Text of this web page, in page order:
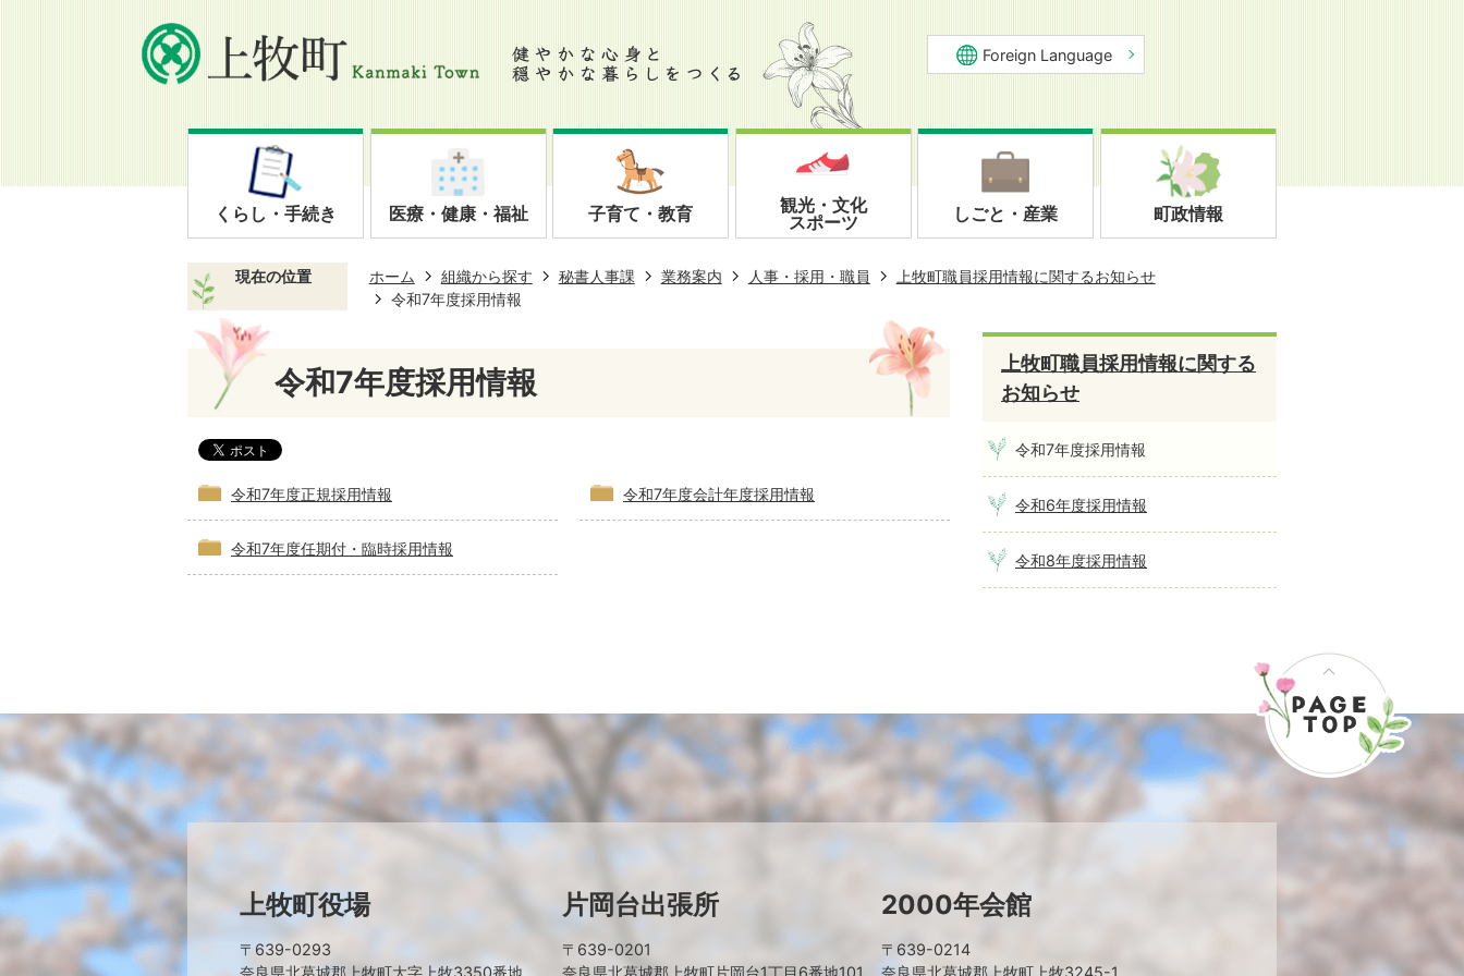
Foreign Language
くらし・手続き 医療・健康・福祉 子育て・教育
観光・文化
スポーツ
しごと・産業 町政情報
現在の位置 ホーム 組織から探す 秘書人事課 業務案内 人事・採用・職員
上牧町職員採用情報に関するお知らせ
令和7年度採用情報
令和7年度採用情報
令和7年度正規採用情報 令和7年度会計年度採用情報
令和7年度任期付・臨時採用情報
上牧町職員採用情報に関する
お知らせ
令和7年度採用情報
令和6年度採用情報
令和8年度採用情報
上牧町役場
〒639-0293
奈良県北葛城郡上牧町大字上牧3350番地
片岡台出張所
〒639-0201
奈良県北葛城郡上牧町片岡台1丁目6番地101
2000年会館
〒639-0214
奈良県北葛城郡上牧町上牧3245-1